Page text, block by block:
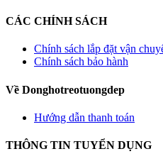
CÁC CHÍNH SÁCH
Chính sách lắp đặt vận
Chính sách bảo hành
Về Donghotreotuongdep
Hướng dẫn thanh toán
THÔNG TIN TUYỂN DỤNG